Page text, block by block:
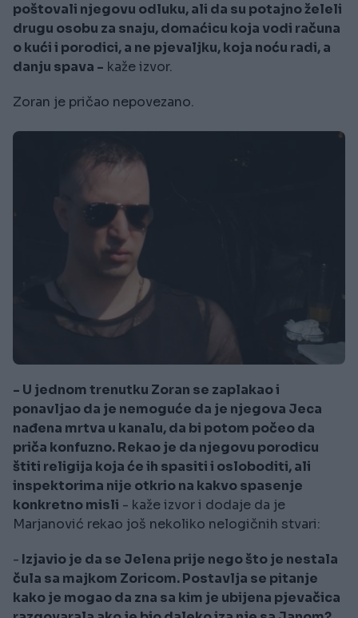
poštovali njegovu odluku, ali da su potajno želeli
drugu osobu za snaju, domaćicu koja vodi računa
o kući i porodici, a ne pjevaljku, koja noću radi, a
danju spava - kaže izvor.
Zoran je pričao nepovezano.
- U jednom trenutku Zoran se zaplakao i
ponavljao da je nemoguće da je njegova Jeca
nađena mrtva u kanalu, da bi potom počeo da
priča konfuzno. Rekao je da njegovu porodicu
štiti religija koja će ih spasiti i osloboditi, ali
inspektorima nije otkrio na kakvo spasenje
konkretno misli - kaže izvor i dodaje da je
Marjanović rekao još nekoliko nelogičnih stvari:
- Izjavio je da se Jelena prije nego što je nestala
čula sa majkom Zoricom. Postavlja se pitanje
kako je mogao da zna sa kim je ubijena pjevačica